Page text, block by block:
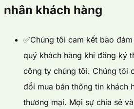
nhân khách hàng
✅Chúng tôi cam kết bảo
quý khách hàng khi đăng ký
công ty chúng tôi. Chúng tôi
đổi mua bán thông tin khách
thương mại. Mọi sự chia sẻ